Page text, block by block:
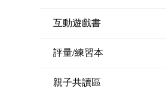
互動遊戲書
評量/練習本
親子共讀區